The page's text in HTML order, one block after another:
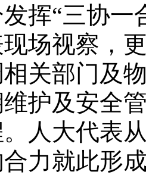
挥“三协一
场视察，
关部门及
护及安全
人大代表
力就此形